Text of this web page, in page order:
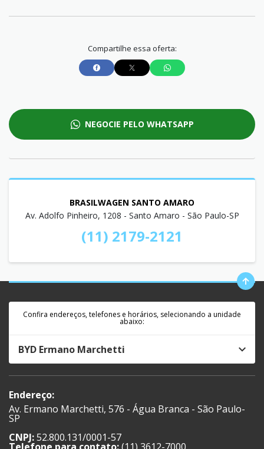
Compartilhe essa oferta:
NEGOCIE PELO WHATSAPP
BRASILWAGEN SANTO AMARO
Av. Adolfo Pinheiro, 1208 - Santo Amaro - São Paulo-SP
(11) 2179-2121
Confira endereços, telefones e horários, selecionando a unidade
abaixo:
BYD Ermano Marchetti
Endereço:
Av. Ermano Marchetti, 576 - Água Branca - São Paulo-
SP
CNPJ:52.800.131/0001-57